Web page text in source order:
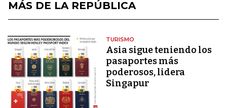
MÁS DE LA REPÚBLICA
TURISMO
Asia sigue teniendo los
pasaportes más
poderosos, lidera
Singapur